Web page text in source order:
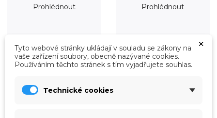
Prohlédnout Prohlédnout
×
Tyto webové stránky ukládají v souladu se zákony na
vaše zařízení soubory, obecně nazývané cookies.
Používáním těchto stránek s tím vyjadřujete souhlas.
Technické cookies